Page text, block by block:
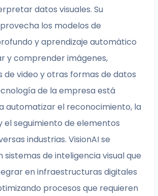
datos visuales. Su
los modelos de
y aprendizaje automático
y comprender imágenes,
de video y otras formas de datos
de la empresa está
automatizar el reconocimiento, la
el seguimiento de elementos
industrias. VisionAI se
sistemas de inteligencia visual que
en infraestructuras digitales
procesos que requieren